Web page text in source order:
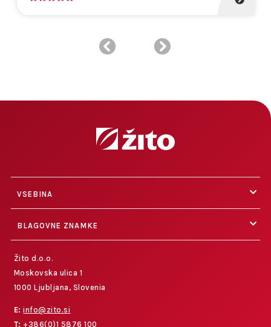
VSEBINA
BLAGOVNE ZNAMKE
Žito d.o.o.
Moskovska ulica 1
1000 Ljubljana, Slovenia
E: info@zito.si
T: +386(0)1 5876 100